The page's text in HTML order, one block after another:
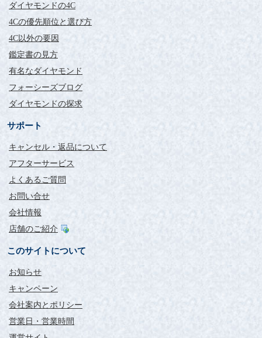
ダイヤモンドの4C
4Cの優先順位と選び方
4C以外の要因
鑑定書の見方
有名なダイヤモンド
フォーシーズブログ
ダイヤモンドの探求
サポート
キャンセル・返品について
アフターサービス
よくあるご質問
お問い合せ
会社情報
店舗のご紹介
このサイトについて
お知らせ
キャンペーン
会社案内とポリシー
営業日・営業時間